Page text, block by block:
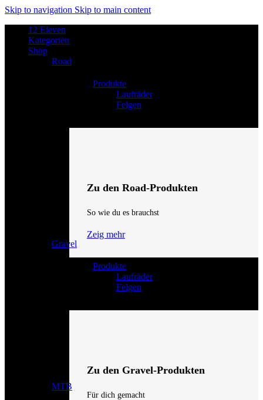
Skip to navigation Skip to main content
12 Eleven
Kategorien
Shop
Road
Produkte
Laufräder
Felgen
Zu den Road-Produkten
So wie du es brauchst
Zeig mehr
Gravel
Produkte
Laufräder
Felgen
Zu den Gravel-Produkten
Für dich gemacht
MTB